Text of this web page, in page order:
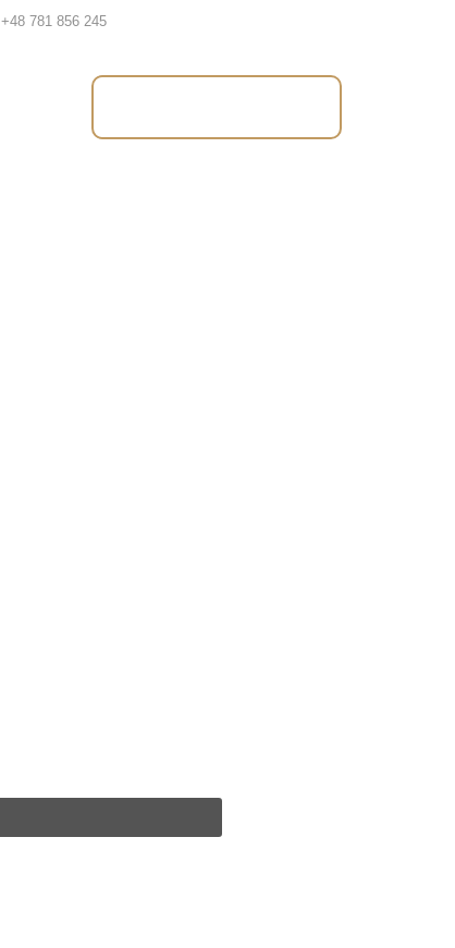
781 856 245